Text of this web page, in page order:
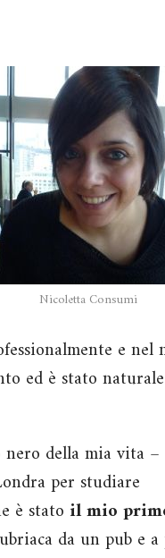
Nicoletta Consumi
e nel
ed è stato naturale
della mia vita –
per studiare
è stato il mio
da un pub e